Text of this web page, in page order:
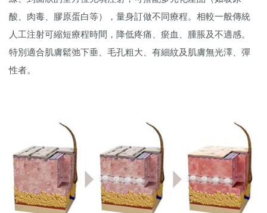
酸、肉毒、膠原蛋白等），量身訂做不同療程。相較一般傳統
人工注射可縮短療程時間，降低疼痛、瘀血、腫脹及不適感。
特別適合肌膚鬆弛下垂、毛孔粗大、有細紋及肌膚無光澤、彈
性者。